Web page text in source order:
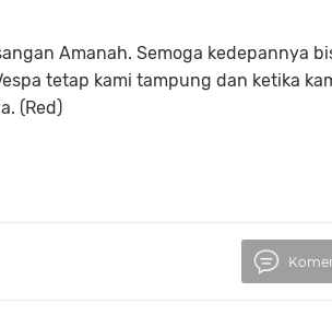
Amanah. Semoga kedepannya
tetap kami tampung dan ketika
(Red)